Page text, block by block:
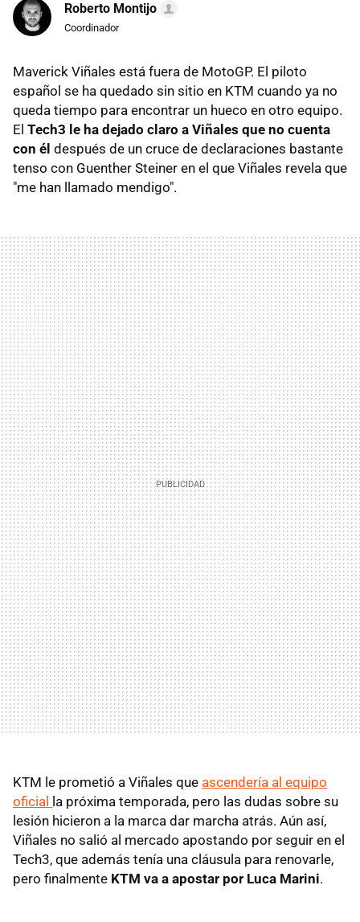
Roberto Montijo
Coordinador
Maverick Viñales está fuera de MotoGP. El piloto
español se ha quedado sin sitio en KTM cuando ya no
queda tiempo para encontrar un hueco en otro equipo.
El Tech3 le ha dejado claro a Viñales que no cuenta
con él después de un cruce de declaraciones bastante
tenso con Guenther Steiner en el que Viñales revela que
"me han llamado mendigo".
KTM le prometió a Viñales que ascendería al equipo
oficial
la próxima temporada, pero las dudas sobre su
lesión hicieron a la marca dar marcha atrás. Aún así,
Viñales no salió al mercado apostando por seguir en el
Tech3, que además tenía una cláusula para renovarle,
pero finalmente KTM va a apostar por Luca Marini.